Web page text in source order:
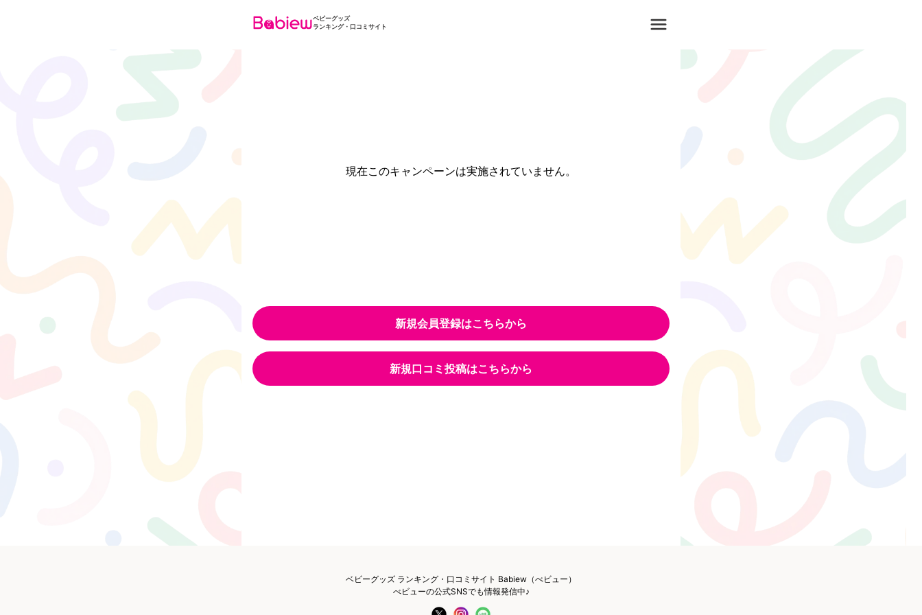
ベビーグッズ
ランキング・口コミサイト
現在このキャンペーンは実施されていません。
新規会員登録はこちらから
新規口コミ投稿はこちらから
ベビーグッズ ランキング・口コミサイト Babiew（べビュー）
べビューの公式SNSでも情報発信中♪